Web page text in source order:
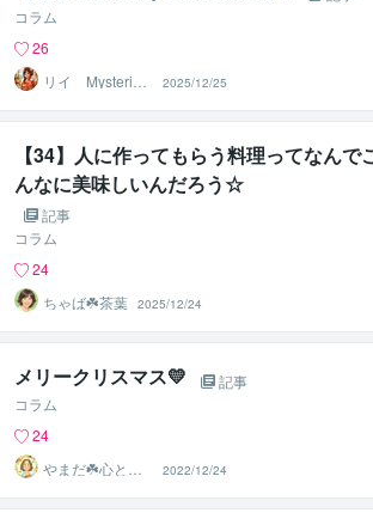
コラム
26
リイ Mysteriou
s W
2025/12/25
【34】人に作ってもらう料理ってなんで
んなに美味しいんだろう☆
記事
コラム
24
ちゃば☘️茶葉 2025/12/24
メリークリスマス💛
記事
コラム
24
やまだ☘️心と頭
がスッキリ整う
サロン
2022/12/24